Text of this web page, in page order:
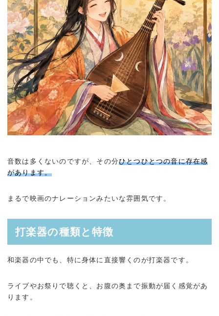
音数は多くないのですが、その分ひとつひとつの音に存在感
があります。
まるで映画のナレーションみたいな雰囲気です。
打楽器の種類と特徴
和楽器の中でも、特に身体に直接響くのが打楽器です。
ライブやお祭りで聴くと、お腹の奥まで振動が届く感覚があ
ります。